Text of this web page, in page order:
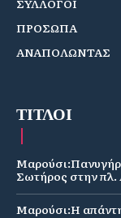
ΣΥΛΛΟΓΟΙ
ΠΡΟΣΩΠΑ
ΑΝΑΠΟΛΩΝΤΑΣ
ΤΙΤΛΟΙ
Σωτήρος στην πλ.
Μαρούσι:Η